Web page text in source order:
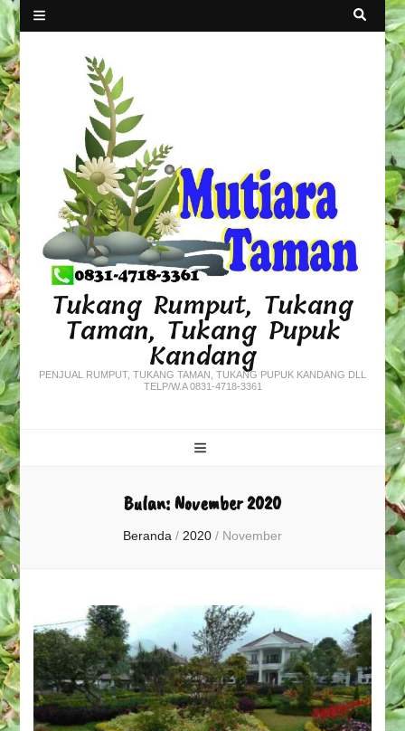
Tukang Rumput, Tukang
Taman, Tukang Pupuk
Kandang
PENJUAL RUMPUT, TUKANG TAMAN, TUKANG PUPUK KANDANG DLL
TELP/W.A 0831-4718-3361
Bulan:November 2020
Beranda / 2020 / November